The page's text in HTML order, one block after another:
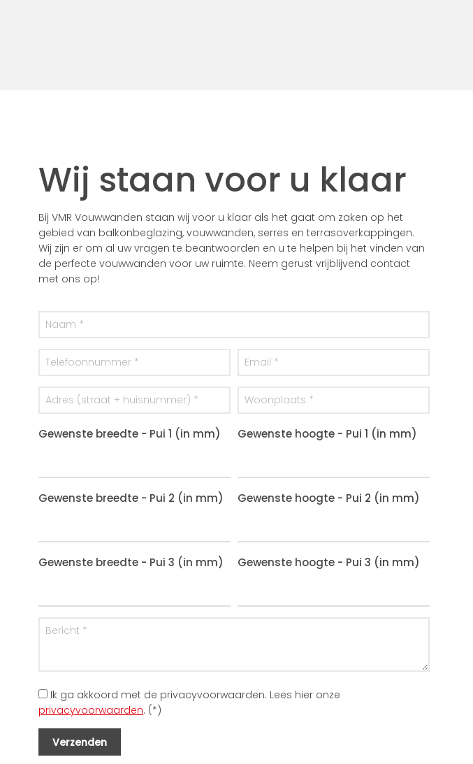
Wij staan voor u klaar
Bij VMR Vouwwanden staan wij voor u klaar als het gaat om zaken op het
gebied van balkonbeglazing, vouwwanden, serres en terrasoverkappingen.
Wij zijn er om al uw vragen te beantwoorden en u te helpen bij het vinden van
de perfecte vouwwanden voor uw ruimte. Neem gerust vrijblijvend contact
met ons op!
Gewenste breedte - Pui 1 (in mm) Gewenste hoogte - Pui 1 (in mm)
Gewenste breedte - Pui 2 (in mm) Gewenste hoogte - Pui 2 (in mm)
Gewenste breedte - Pui 3 (in mm) Gewenste hoogte - Pui 3 (in mm)
Ik ga akkoord met de privacyvoorwaarden. Lees hier onze
privacyvoorwaarden. (*)